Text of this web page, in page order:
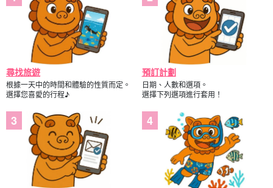
尋找旅遊
根據一天中的時間和體驗的性質而定。
選擇您喜愛的行程♪
預訂計劃
日期、人數和選項。
選擇下列選項進行套用！